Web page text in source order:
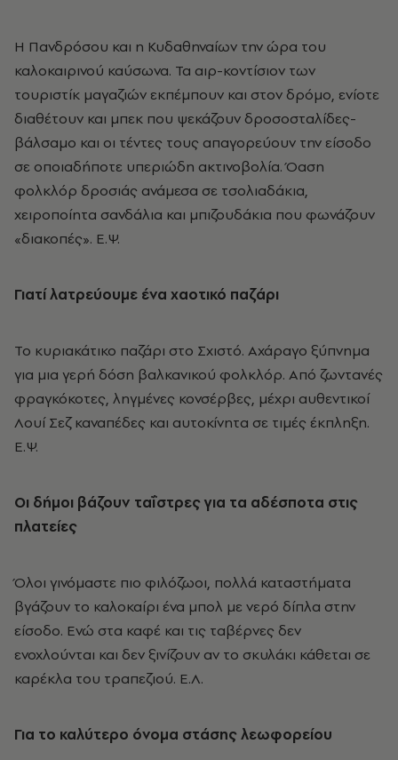
H Πανδρόσου και η Κυδαθηναίων την ώρα του
καλοκαιρινού καύσωνα. Τα αιρ-κοντίσιον των
τουριστίκ μαγαζιών εκπέμπουν και στον δρόμο, ενίοτε
διαθέτουν και μπεκ που ψεκάζουν δροσοσταλίδες-
βάλσαμο και οι τέντες τους απαγορεύουν την είσοδο
σε οποιαδήποτε υπεριώδη ακτινοβολία. Όαση
φολκλόρ δροσιάς ανάμεσα σε τσολιαδάκια,
χειροποίητα σανδάλια και μπιζουδάκια που φωνάζουν
«διακοπές». Ε.Ψ.
Γιατί λατρεύουμε ένα χαοτικό παζάρι
Το κυριακάτικο παζάρι στο Σχιστό. Αχάραγο ξύπνημα
για μια γερή δόση βαλκανικού φολκλόρ. Από ζωντανές
φραγκόκοτες, ληγμένες κονσέρβες, μέχρι αυθεντικοί
Λουί Σεζ καναπέδες και αυτοκίνητα σε τιμές έκπληξη.
Ε.Ψ.
Οι δήμοι βάζουν ταΐστρες για τα αδέσποτα στις
πλατείες
Όλοι γινόμαστε πιο φιλόζωοι, πολλά καταστήματα
βγάζουν το καλοκαίρι ένα μπολ με νερό δίπλα στην
είσοδο. Ενώ στα καφέ και τις ταβέρνες δεν
ενοχλούνται και δεν ξινίζουν αν το σκυλάκι κάθεται σε
καρέκλα του τραπεζιού. Ε.Λ.
Για το καλύτερο όνομα στάσης λεωφορείου